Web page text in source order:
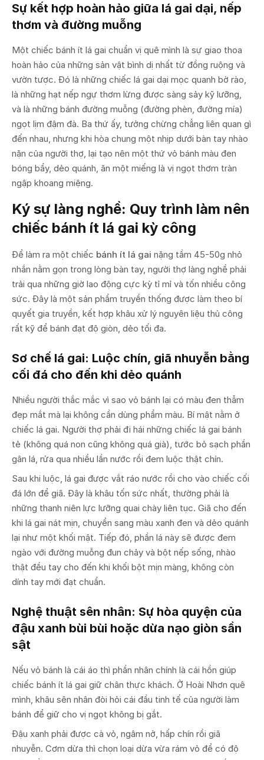
Sự kết hợp hoàn hảo giữa lá gai dại, nếp
thơm và đường muỗng
Một chiếc bánh ít lá gai chuẩn vị quê mình là sự giao thoa
hoàn hảo của những sản vật bình dị nhất từ đồng ruộng và
vườn tược. Đó là những chiếc lá gai dại mọc quanh bờ rào,
là những hạt nếp ngự thơm lừng được sàng sảy kỹ lưỡng,
và là những bánh đường muỗng (đường phèn, đường mía)
ngọt lịm đậm đà. Ba thứ ấy, tưởng chừng chẳng liên quan gì
đến nhau, nhưng khi hòa chung một nhịp dưới bàn tay nhào
nặn của người thợ, lại tạo nên một thứ vỏ bánh màu đen
bóng bẩy, dẻo quánh, ăn một miếng là vị ngọt thơm tràn
ngập khoang miệng.
Ký sự làng nghề: Quy trình làm nên
chiếc bánh ít lá gai kỳ công
Để làm ra một chiếc bánh ít lá gai nặng tầm 45-50g nhỏ
nhắn nằm gọn trong lòng bàn tay, người thợ làng nghề phải
trải qua những giờ lao động cực kỳ tỉ mỉ và tốn nhiều công
sức. Đây là một sản phẩm truyền thống được làm theo bí
quyết gia truyền, kết hợp khâu xử lý nguyên liệu thủ công
rất kỹ để bánh đạt độ giòn, dẻo tối đa.
Sơ chế lá gai: Luộc chín, giã nhuyễn bằng
cối đá cho đến khi dẻo quánh
Nhiều người thắc mắc vì sao vỏ bánh lại có màu đen thẫm
đẹp mắt mà lại không cần dùng phẩm màu. Bí mật nằm ở
chiếc lá gai. Người thợ phải đi hái những chiếc lá gai bánh
tẻ (không quá non cũng không quá già), tước bỏ sạch phần
gân lá, rửa qua nhiều lần nước rồi đem luộc thật chín.
Sau khi luộc, lá gai được vắt ráo nước rồi cho vào chiếc cối
đá lớn để giã. Đây là khâu tốn sức nhất, thường phải là
những thanh niên lực lưỡng quai chày liên tục. Giã cho đến
khi lá gai nát mịn, chuyển sang màu xanh đen và dẻo quánh
lại như một khối mật. Tiếp đó, phần lá này sẽ được đem
ngào với đường muỗng đun chảy và bột nếp sống, nhào
thật đều tay cho đến khi khối bột mịn màng, không còn
dính tay mới đạt chuẩn.
Nghệ thuật sên nhân: Sự hòa quyện của
đậu xanh bùi bùi hoặc dừa nạo giòn sần
sật
Nếu vỏ bánh là cái áo thì phần nhân chính là cái hồn giúp
chiếc bánh ít lá gai giữ chân thực khách. Ở Hoài Nhơn quê
mình, khâu sên nhân đòi hỏi cái đầu tinh tế của người làm
bánh để giữ cho vị ngọt không bị gắt.
Đậu xanh phải được cà vỏ, ngâm nở, hấp chín rồi giã
nhuyễn. Cơm dừa thì chọn loại dừa vừa rám vỏ để có độ